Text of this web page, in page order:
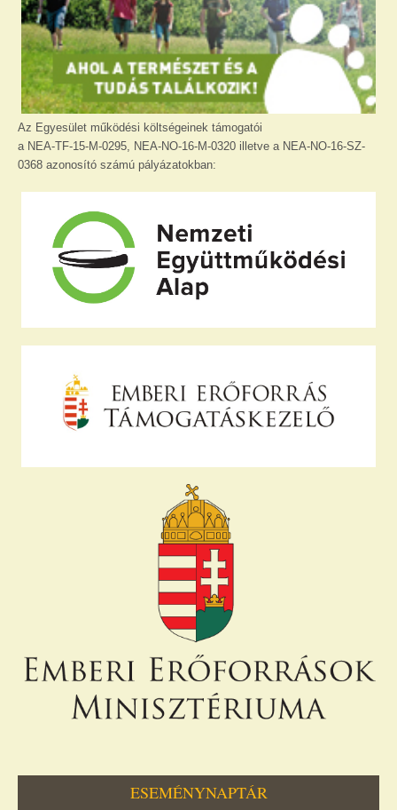
Az Egyesület működési költségeinek támogatói
a NEA-TF-15-M-0295, NEA-NO-16-M-0320 illetve a NEA-NO-16-SZ-
0368 azonosító számú pályázatokban:
ESEMÉNYNAPTÁR